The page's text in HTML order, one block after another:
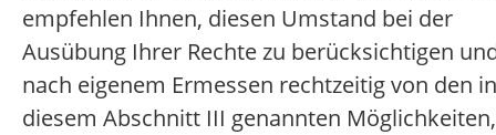
empfehlen Ihnen, diesen Umstand bei der
Ausübung Ihrer Rechte zu berücksichtigen
nach eigenem Ermessen rechtzeitig von den in
diesem Abschnitt III genannten Möglichkeiten,